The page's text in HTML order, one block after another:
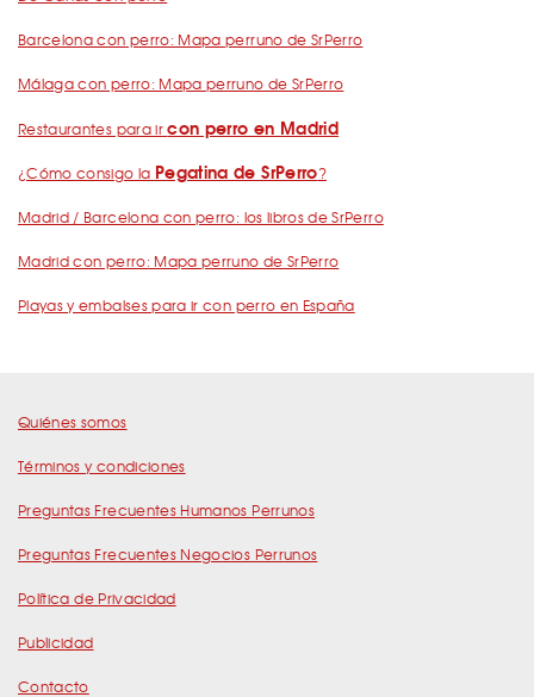
Barcelona con perro: Mapa perruno de SrPerro
Málaga con perro: Mapa perruno de SrPerro
Restaurantes para ircon perro en Madrid
¿Cómo consigo la Pegatina de SrPerro?
Madrid / Barcelona con perro: los libros de SrPerro
Madrid con perro: Mapa perruno de SrPerro
Playas y embalses para ir con perro en España
Quiénes somos
Términos y condiciones
Preguntas Frecuentes Humanos Perrunos
Preguntas Frecuentes Negocios Perrunos
Política de Privacidad
Publicidad
Contacto